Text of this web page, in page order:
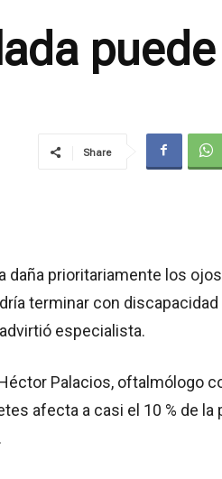
Share
daña prioritariamente los
terminar con
especialista.
Palacios, oftalmólogo
afecta a casi el 10 % de la